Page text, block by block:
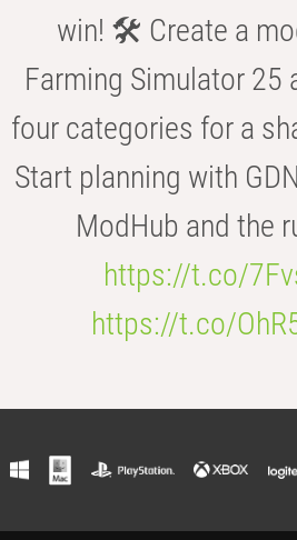
win! 🛠️ Create a
Farming Simulator 25
four categories for a
Start planning with
ModHub and the
https://t.co/
https://t.co/